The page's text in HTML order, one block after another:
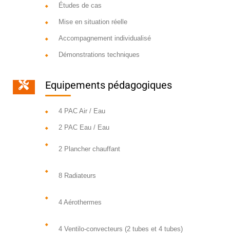
Études de cas
Mise en situation réelle
Accompagnement individualisé
Démonstrations techniques
Equipements pédagogiques
4 PAC Air / Eau
2 PAC Eau / Eau
2 Plancher chauffant
8 Radiateurs
4 Aérothermes
4 Ventilo-convecteurs (2 tubes et 4 tubes)